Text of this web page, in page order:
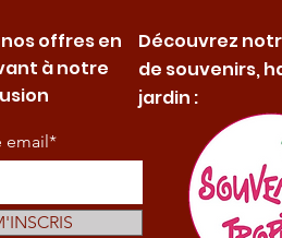
offres en
à notre
email*
Découvrez
de souvenirs,
jardin :